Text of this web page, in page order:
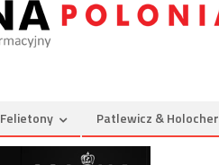
Felietony Patlewicz & Holocher